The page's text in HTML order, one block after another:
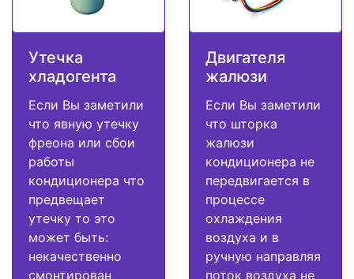
Утечка
хладогента
Если Вы заметили
что явную утечку
фреона или сбои
работы
кондиционера что
предвещает
утечку то это
может быть:
некачественно
смонтирован
Двигателя
жалюзи
Если Вы заметили
что шторка
жалюзи
кондиционера не
передвигается в
процессе
охлаждения
воздуха и в
ручную направляя
поток воздуха не